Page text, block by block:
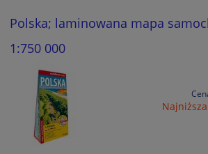
Polska; laminowana mapa
1:750 000